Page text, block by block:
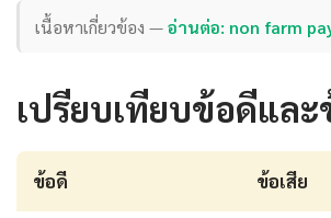
เนื้อหาเกี่ยวข้อง —อ่านต่อ: non farm
เปรียบเทียบข้อดีและ
ข้อดี ข้อเสีย